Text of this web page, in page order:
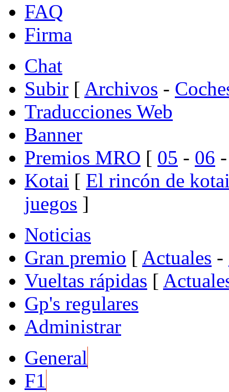
FAQ
Firma
Chat
Subir [ Archivos -
Traducciones Web
Banner
Premios MRO [ 05 - 06
Kotai [ El rincón de
juegos ]
Noticias
Gran premio [ Actuales -
Vueltas rápidas [
Gp's regulares
Administrar
General
F1